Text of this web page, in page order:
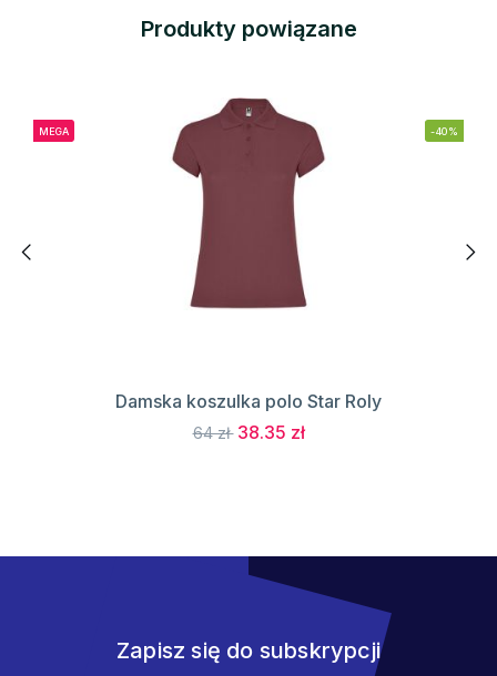
Produkty powiązane
MEGA -40%
Damska koszulka polo Star Roly
64 zł 38.35 zł
Zapisz się do subskrypcji